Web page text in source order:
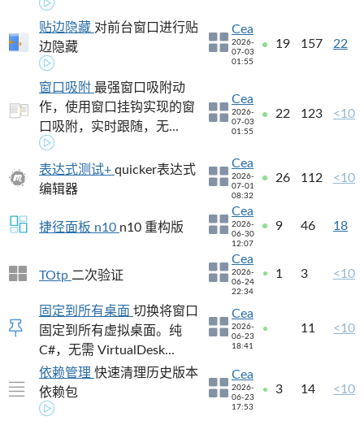
贴边隐藏 对前台窗口进行贴
边隐藏
Cea
2026-
07-03
01:55
19 157 22
窗口吸附 最强窗口吸附动
作，使用窗口挂钩实现的窗
口吸附，实时跟随，无...
Cea
2026-
07-03
01:55
22 123 <10
表达式测试+ quicker表达式
编辑器
Cea
2026-
07-01
08:32
26 112 <10
捷径面板 n10 n10 重构版
Cea
2026-
06-30
12:07
9 46 18
TOtp 二次验证
Cea
2026-
06-24
22:34
1 3 <10
固定到所有桌面 切换将窗口
固定到所有虚拟桌面。纯
C#，无需 VirtualDesk...
Cea
2026-
06-23
18:41
11 <10
依赖管理 快速清理历史版本
依赖包
Cea
2026-
06-23
17:53
3 14 <10